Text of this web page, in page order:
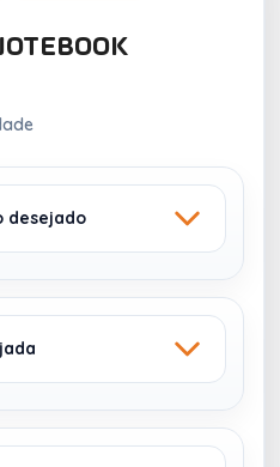
desejado